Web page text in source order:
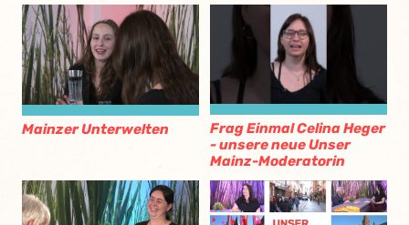
Mainzer Unterwelten
Frag Einmal Celina Heger
- unsere neue Unser
Mainz-Moderatorin